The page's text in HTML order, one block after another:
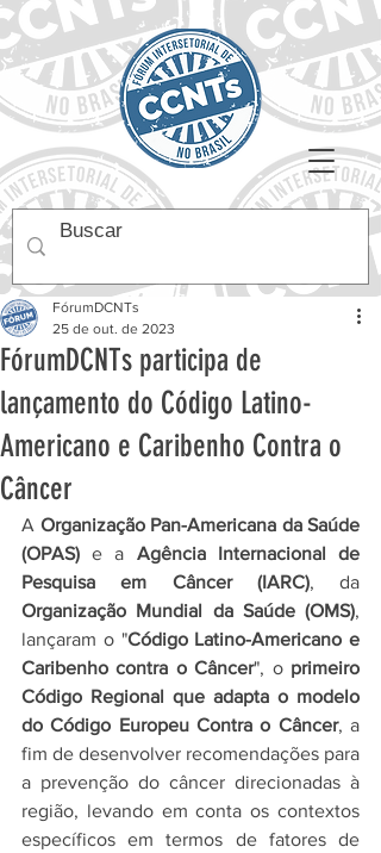
FórumDCNTs participa de
lançamento do Código Latino-
Americano e Caribenho Contra o
Câncer
FórumDCNTs
25 de out. de 2023
A Organização Pan-Americana da Saúde
(OPAS) e a Agência Internacional de
Pesquisa em Câncer (IARC), da
Organização Mundial da Saúde (OMS),
lançaram o "Código Latino-Americano e
Caribenho contra o Câncer", o primeiro
Código Regional que adapta o modelo
do Código Europeu Contra o Câncer, a
fim de desenvolver recomendações para
a prevenção do câncer direcionadas à
região, levando em conta os contextos
específicos em termos de fatores de